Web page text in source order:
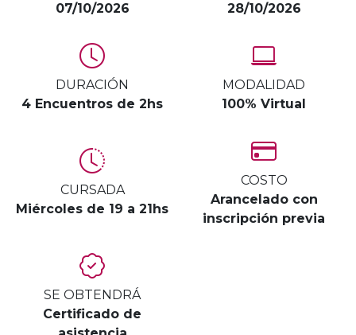
07/10/2026
28/10/2026
DURACIÓN
4 Encuentros de 2hs
MODALIDAD
100% Virtual
CURSADA
Miércoles de 19 a 21hs
COSTO
Arancelado con
inscripción previa
SE OBTENDRÁ
Certificado de